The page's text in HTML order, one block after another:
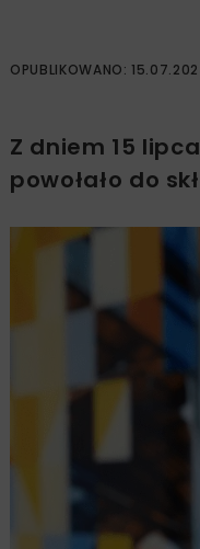
OPUBLIKOWANO:
Z dniem 15
powołało do